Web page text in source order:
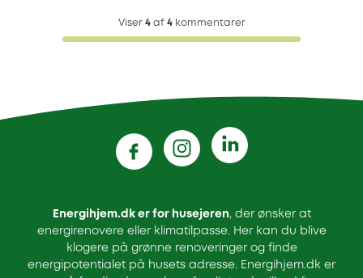
Viser 4af 4kommentarer
Energihjem.dk er for husejeren, der ønsker at
energirenovere eller klimatilpasse. Her kan du blive
klogere på grønne renoveringer og finde
energipotentialet på husets adresse. Energihjem.dk er